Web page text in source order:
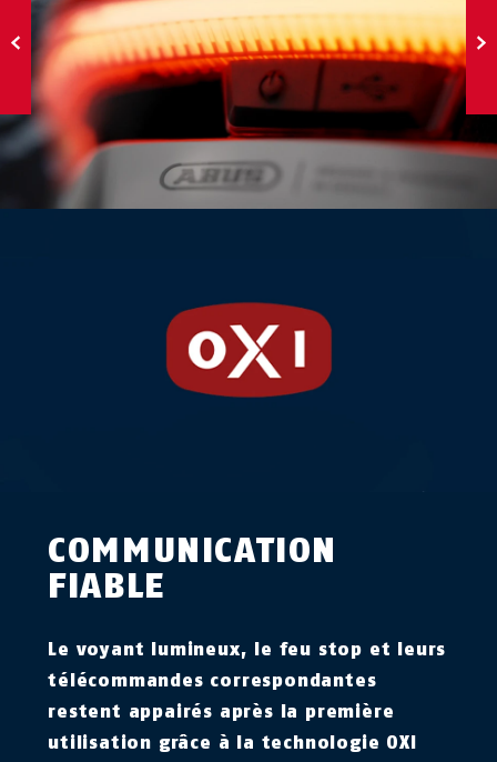
COMMUNICATION
FIABLE
Le voyant lumineux, le feu stop et leurs
télécommandes correspondantes
restent appairés après la première
utilisation grâce à la technologie OXI